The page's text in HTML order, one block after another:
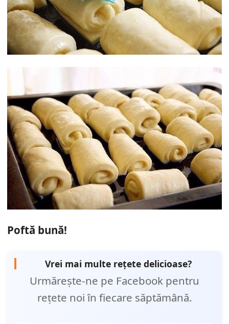
Poftă bună!
Vrei mai multe rețete delicioase?
Urmărește-ne pe Facebook pentru
rețete noi în fiecare săptămână.